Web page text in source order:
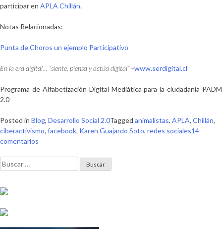
participar en APLA Chillán.
Notas Relacionadas:
Punta de Choros un ejemplo Participativo
En la era digital… “siente, piensa y actúa digital” –www.serdigital.cl
Programa de Alfabetización Digital Mediática para la ciudadanía PADM
2.0
Posted in Blog, Desarrollo Social 2.0Tagged animalistas, APLA, Chillán,
ciberactivismo, facebook, Karen Guajardo Soto, redes sociales14
comentarios
Activistas
Buscar: